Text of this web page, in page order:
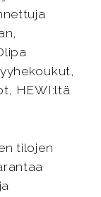
HEWI:ltä
tilojen